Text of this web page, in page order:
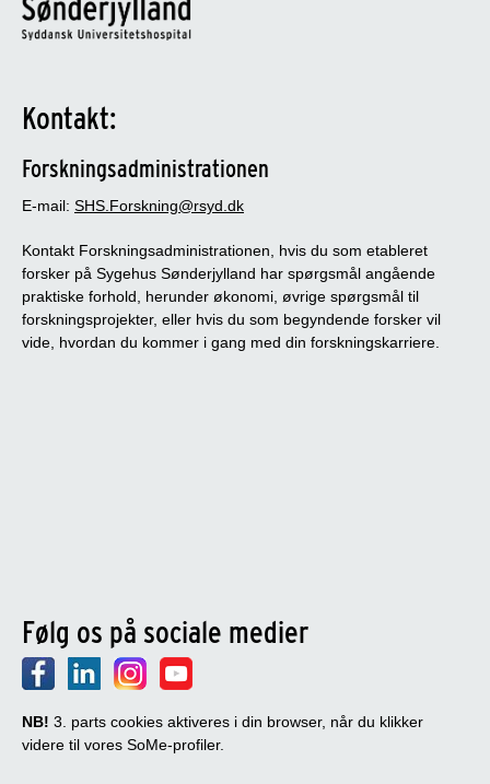
Kontakt:
Forskningsadministrationen
E-mail: SHS.Forskning@rsyd.dk
Kontakt Forskningsadministrationen, hvis du som etableret
forsker på Sygehus Sønderjylland har spørgsmål angående
praktiske forhold, herunder økonomi, øvrige spørgsmål til
forskningsprojekter, eller hvis du som begyndende forsker vil
vide, hvordan du kommer i gang med din forskningskarriere.
Følg os på sociale medier
NB! 3. parts cookies aktiveres i din browser, når du klikker
videre til vores SoMe-profiler.